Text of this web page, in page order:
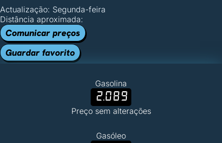
Actualização: Segunda-feira
Distância aproximada:
Comunicar preços
Guardar favorito
Gasolina
2.089
Preço sem alterações
Gasóleo